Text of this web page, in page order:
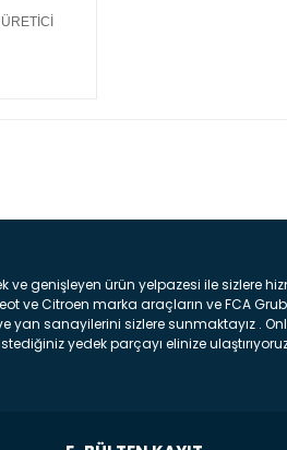
genişleyen ürün yelpazesi ile sizlere
ve Citroen marka araçların ve FCA
yan sanayilerini sizlere sunmaktayız .
yedek parçayı elinize
kaporta aksam parçasıdır. Çamurluk :
ana elemanıdır . Hangi Araçlara Yedek